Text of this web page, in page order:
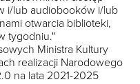
i/lub audiobooków i/lub
otwarcia biblioteki,
tygodniu."
Ministra Kultury
realizacji Narodowego
na lata 2021-2025